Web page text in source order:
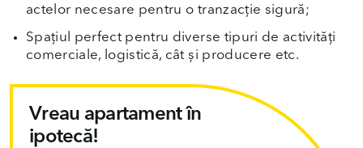
actelor necesare pentru o tranzacție sigură;
Spațiul perfect pentru diverse tipuri de activități
comerciale, logistică, cât și producere etc.
Vreau apartament în
ipotecă!